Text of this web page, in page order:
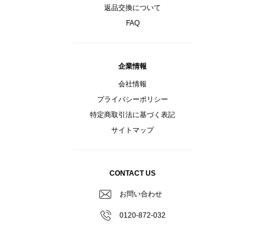
返品交換について
FAQ
企業情報
会社情報
プライバシーポリシー
特定商取引法に基づく表記
サイトマップ
CONTACT US
お問い合わせ
0120-872-032